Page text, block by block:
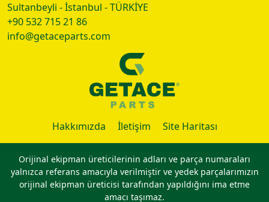
Sultanbeyli - İstanbul - TÜRKİYE
+90 532 715 21 86
info@getaceparts.com
Hakkımızda İletişim Site Haritası
Orijinal ekipman üreticilerinin adları ve parça numaraları
yalnızca referans amacıyla verilmiştir ve yedek parçalarımızın
orijinal ekipman üreticisi tarafından yapıldığını ima etme
amacı taşımaz.